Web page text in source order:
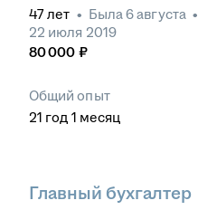
47лет • Была6 августа •
22 июля 2019
80 000 ₽
Общий опыт
21 год 1 месяц
Главный бухгалтер